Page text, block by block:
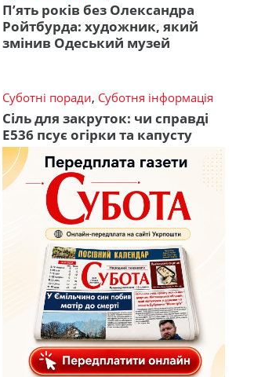
П’ять років без Олександра
Ройтбурда: художник, який
змінив Одеський музей
Суботні поради, Суботня інформація
Сіль для закруток: чи справді
Е536 псує огірки та капусту